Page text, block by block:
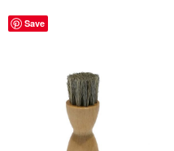
Save
Dieses
Produkt